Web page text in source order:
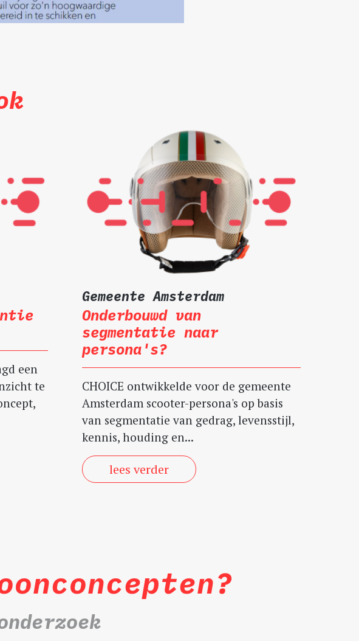
een
te
Gemeente Amsterdam
Onderbouwd van
segmentatie naar
persona's?
CHOICE ontwikkelde voor de gemeente
Amsterdam scooter-persona's op basis
van segmentatie van gedrag, levensstijl,
kennis, houding en...
lees verder